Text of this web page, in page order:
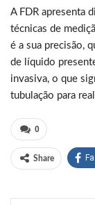
A FDR apresenta
técnicas de
é a sua precisão,
de líquido
invasiva, o que
tubulação para
0
Share